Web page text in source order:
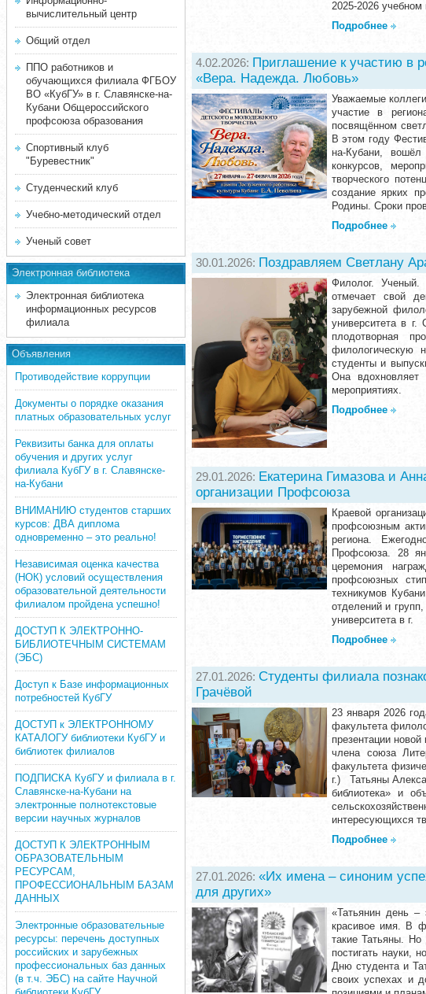
вычислительный центр
Общий отдел
ППО работников и
обучающихся филиала ФГБОУ
ВО «КубГУ» в г. Славянске-на-
Кубани Общероссийского
профсоюза образования
Спортивный клуб
"Буревестник"
Студенческий клуб
Учебно-методический отдел
Ученый совет
Электронная библиотека
Электронная библиотека
информационных ресурсов
филиала
Объявления
Противодействие коррупции
Документы о порядке оказания
платных образовательных услуг
Реквизиты банка для оплаты
обучения и других услуг
филиала КубГУ в г. Славянске-
на-Кубани
ВНИМАНИЮ студентов старших
курсов: ДВА диплома
одновременно – это реально!
Независимая оценка качества
(НОК) условий осуществления
образовательной деятельности
филиалом пройдена успешно!
ДОСТУП К ЭЛЕКТРОННО-
БИБЛИОТЕЧНЫМ СИСТЕМАМ
(ЭБС)
Доступ к Базе информационных
потребностей КубГУ
ДОСТУП к ЭЛЕКТРОННОМУ
КАТАЛОГУ библиотеки КубГУ и
библиотек филиалов
ПОДПИСКА КубГУ и филиала в г.
Славянске-на-Кубани на
электронные полнотекстовые
версии научных журналов
ДОСТУП К ЭЛЕКТРОННЫМ
ОБРАЗОВАТЕЛЬНЫМ
РЕСУРСАМ,
ПРОФЕССИОНАЛЬНЫМ БАЗАМ
ДАННЫХ
Электронные образовательные
ресурсы: перечень доступных
российских и зарубежных
профессиональных баз данных
(в т.ч. ЭБС) на сайте Научной
2025-2026
Подробнее
4.02.2026: Приглашение к участию в
«Вера. Надежда. Любовь»
Уважаемые
участие в
посвящённом
В этом году
на-Кубани,
конкурсов,
творческого
создание ярких
Родины. Сроки
Подробнее
30.01.2026: Поздравляем Светлану
Филолог.
отмечает свой
зарубежной
университета в
плодотворная
филологическую
студенты и
Она
мероприятиях.
Подробнее
29.01.2026: Екатерина Гимазова и
организации Профсоюза
Краевой
профсоюзным
региона.
Профсоюза. 28
церемония
профсоюзных
техникумов
отделений и
университета в г.
Подробнее
27.01.2026: Студенты филиала
Грачёвой
23 января 2026
факультета
презентации
члена союза
факультета
г.) Татьяны
библиотека» и
интересующихся
Подробнее
27.01.2026: «Их имена – синоним
для других»
«Татьянин день
красивое имя. В
такие Татьяны.
постигать науки,
Дню студента и
своих успехах и